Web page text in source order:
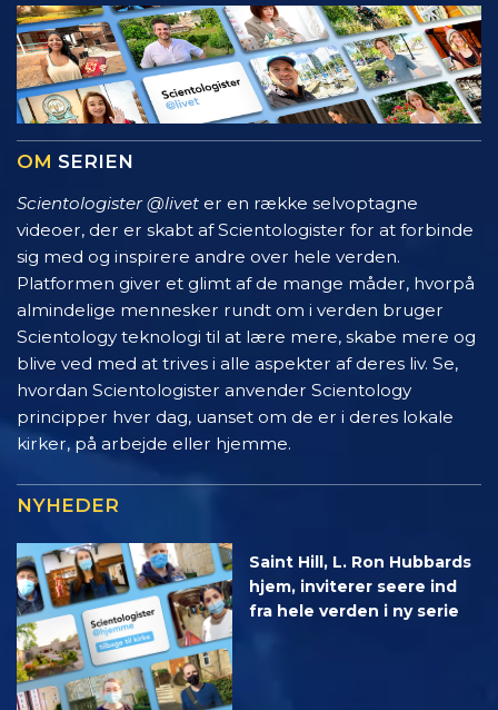
OM SERIEN
Scientologister @livet er en række selvoptagne
videoer, der er skabt af Scientologister for at forbinde
sig med og inspirere andre over hele verden.
Platformen giver et glimt af de mange måder, hvorpå
almindelige mennesker rundt om i verden bruger
Scientology teknologi til at lære mere, skabe mere og
blive ved med at trives i alle aspekter af deres liv. Se,
hvordan Scientologister anvender Scientology
principper hver dag, uanset om de er i deres lokale
kirker, på arbejde eller hjemme.
NYHEDER
Saint Hill, L. Ron Hubbards
hjem, inviterer seere ind
fra hele verden i ny serie